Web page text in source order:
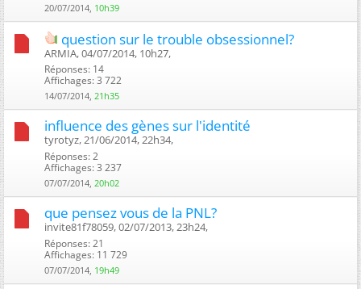
20/07/2014, 10h39
question sur le trouble obsessionnel?
ARMIA, 04/07/2014, 10h27, ‎
Réponses: 14
Affichages: 3 722
14/07/2014, 21h35
influence des gènes sur l'identité
tyrotyz, 21/06/2014, 22h34, ‎
Réponses: 2
Affichages: 3 237
07/07/2014, 20h02
que pensez vous de la PNL?
invite81f78059, 02/07/2013, 23h24, ‎
Réponses: 21
Affichages: 11 729
07/07/2014, 19h49